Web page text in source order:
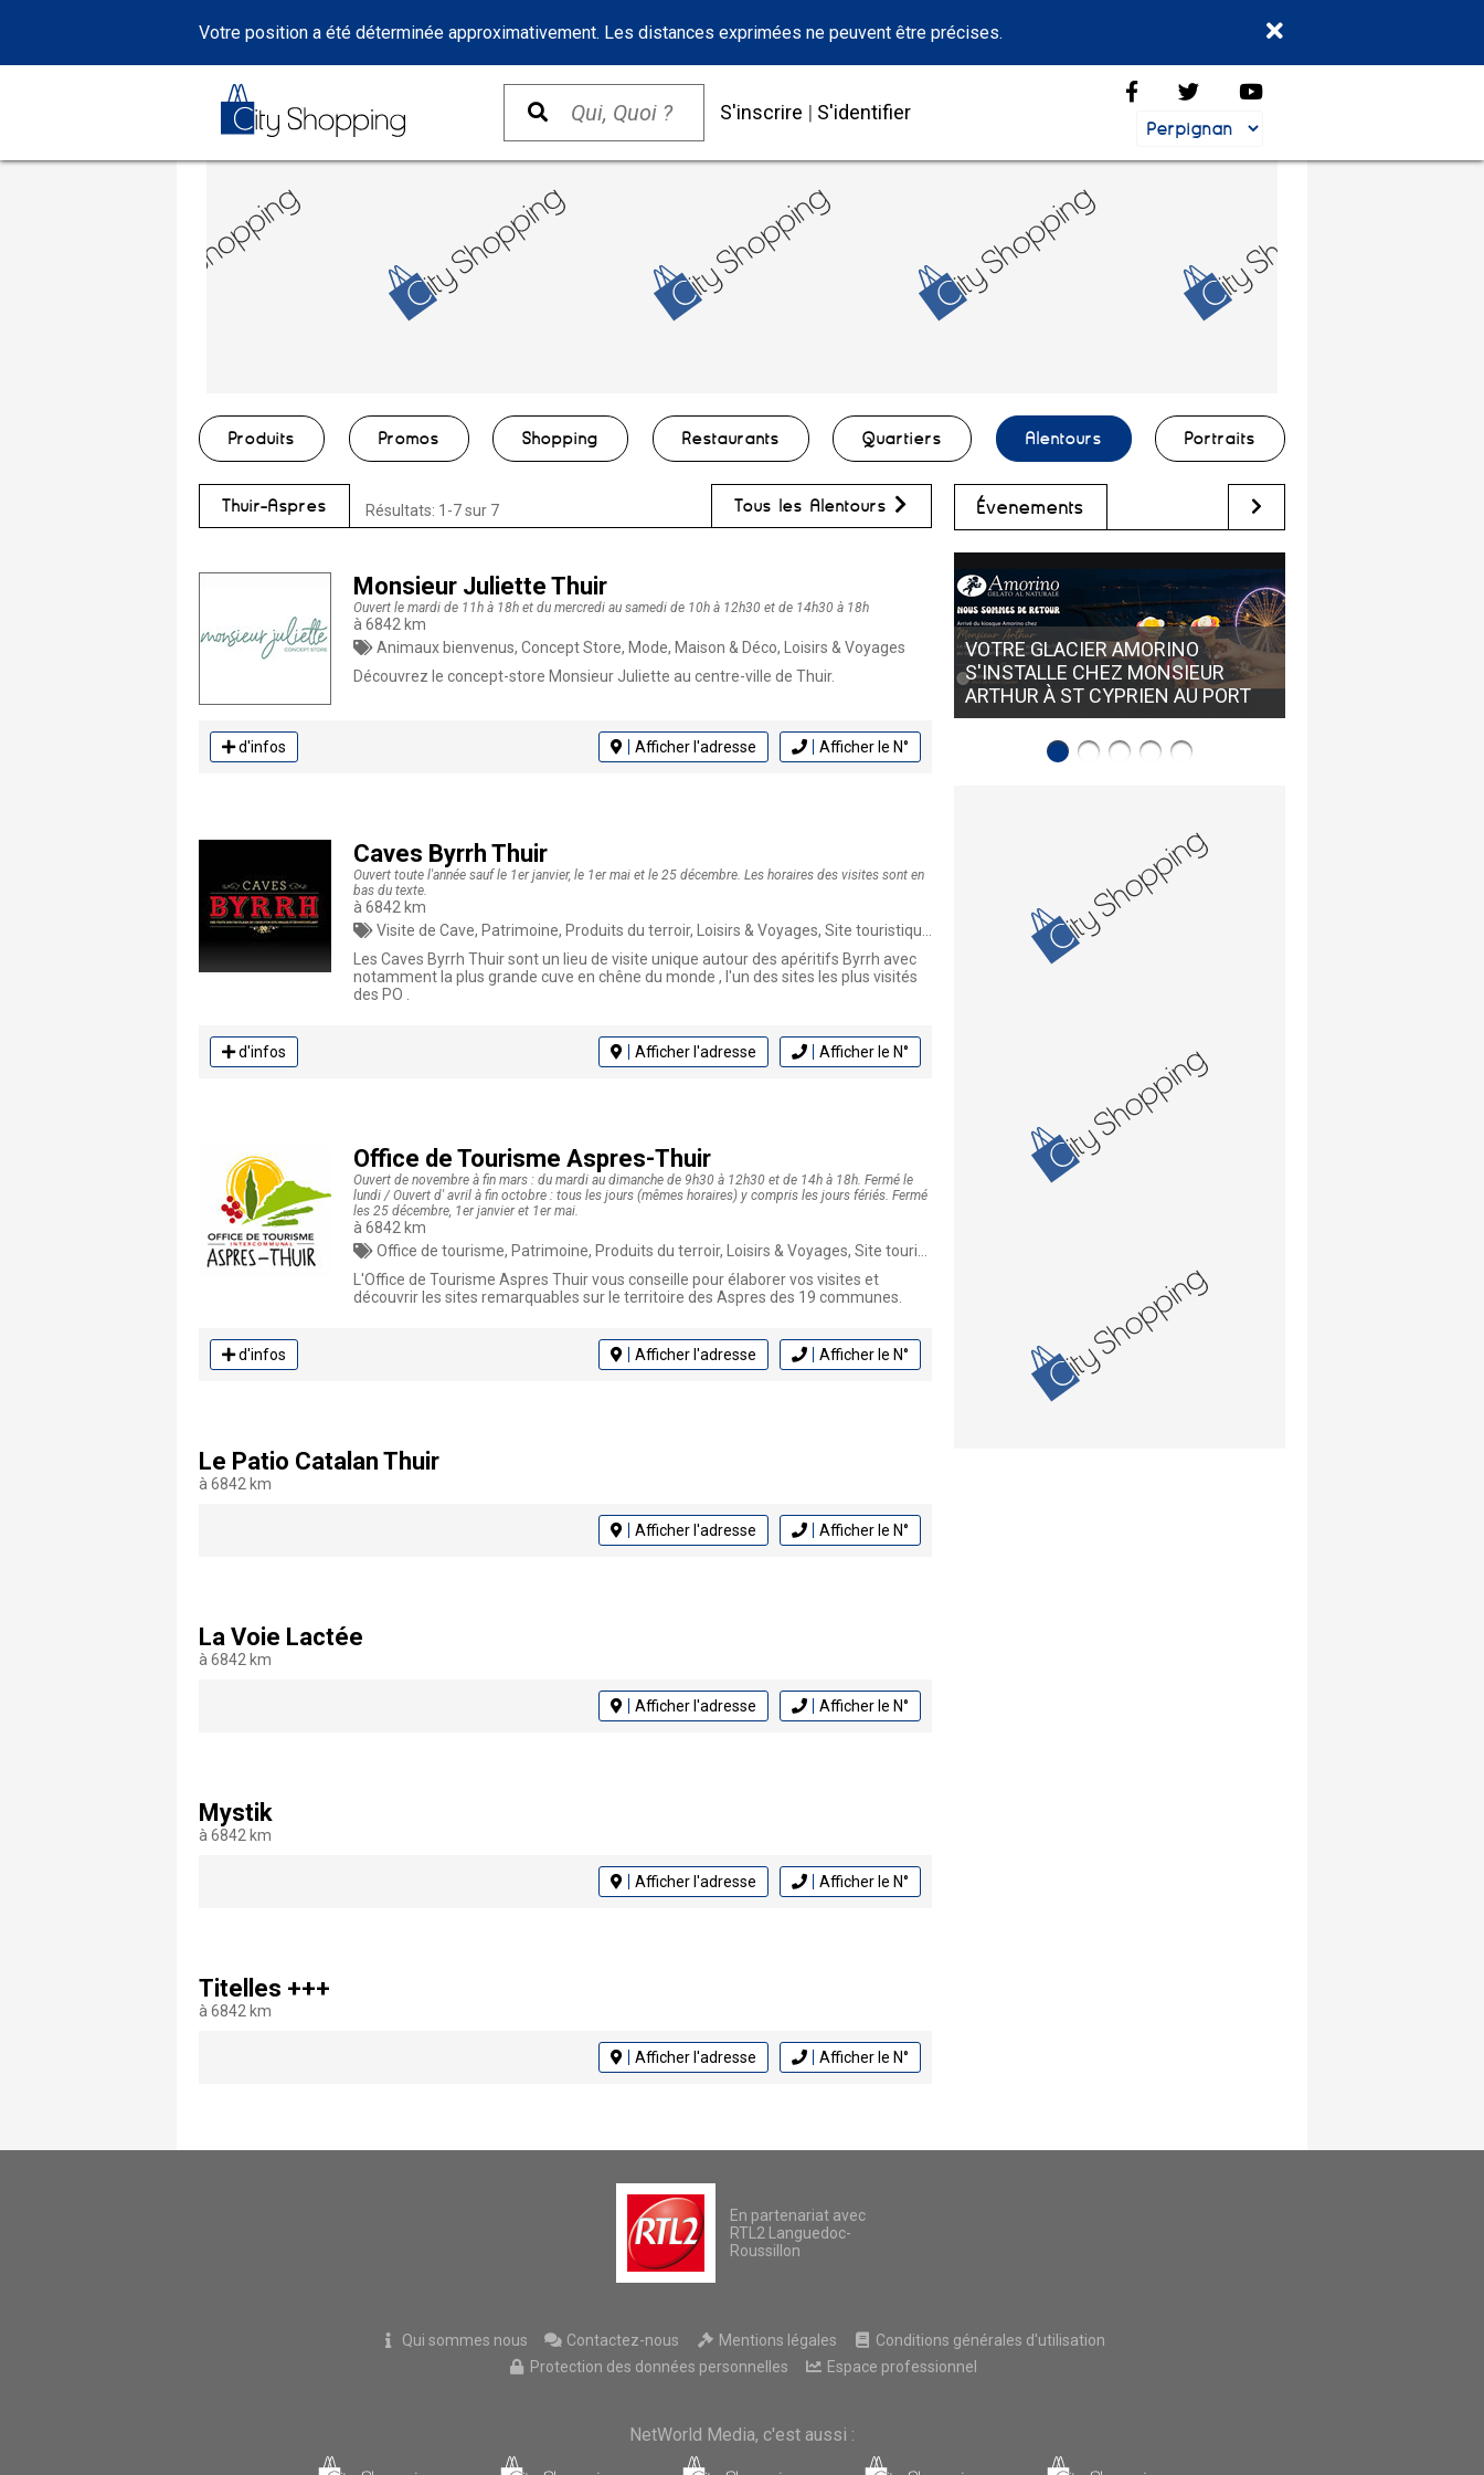
Votre position a été déterminée approximativement. Les distances exprimées ne peuvent être précises.
S'inscrire | S'identifier
Produits Promos Shopping Restaurants Quartiers Alentours Portraits
Thuir-Aspres Résultats: 1-7 sur 7 Tous les Alentours
Monsieur Juliette Thuir
Ouvert le mardi de 11h à 18h et du mercredi au samedi de 10h à 12h30 et de 14h30 à 18h
à 6842 km
Animaux bienvenus, Concept Store, Mode, Maison & Déco, Loisirs & Voyages
Découvrez le concept-store Monsieur Juliette au centre-ville de Thuir.
d'infos Afficher l'adresse Afficher le N°
Caves Byrrh Thuir
Ouvert toute l'année sauf le 1er janvier, le 1er mai et le 25 décembre. Les horaires des visites sont en
bas du texte.
à 6842 km
Visite de Cave, Patrimoine, Produits du terroir, Loisirs & Voyages, Site touristique, Produits catalans
Les Caves Byrrh Thuir sont un lieu de visite unique autour des apéritifs Byrrh avec
notamment la plus grande cuve en chêne du monde , l'un des sites les plus visités
des PO .
d'infos Afficher l'adresse Afficher le N°
Office de Tourisme Aspres-Thuir
Ouvert de novembre à fin mars : du mardi au dimanche de 9h30 à 12h30 et de 14h à 18h. Fermé le
lundi / Ouvert d' avril à fin octobre : tous les jours (mêmes horaires) y compris les jours fériés. Fermé
les 25 décembre, 1er janvier et 1er mai.
à 6842 km
Office de tourisme, Patrimoine, Produits du terroir, Loisirs & Voyages, Site touristique
L'Office de Tourisme Aspres Thuir vous conseille pour élaborer vos visites et
découvrir les sites remarquables sur le territoire des Aspres des 19 communes.
d'infos Afficher l'adresse Afficher le N°
Le Patio Catalan Thuir
à 6842 km
Afficher l'adresse Afficher le N°
La Voie Lactée
à 6842 km
Afficher l'adresse Afficher le N°
Mystik
à 6842 km
Afficher l'adresse Afficher le N°
Titelles +++
à 6842 km
Afficher l'adresse Afficher le N°
Évènements
VOTRE GLACIER AMORINO
S'INSTALLE CHEZ MONSIEUR
ARTHUR À ST CYPRIEN AU PORT
OÙ TROUVER DES LUNETTES DE
CRÉATEURS À PERPIGNAN ? CHEZ
ACUITIS PERPIGNAN POLYGONE
NORD
En partenariat avec
RTL2 Languedoc-
Roussillon
Qui sommes nous Contactez-nous Mentions légales
Conditions générales d'utilisation
Protection des données personnelles
Espace professionnel
NetWorld Media, c'est aussi :